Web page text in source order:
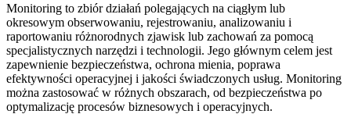
Monitoring to zbiór działań polegających na ciągłym lub
okresowym obserwowaniu, rejestrowaniu, analizowaniu i
raportowaniu różnorodnych zjawisk lub zachowań za pomocą
specjalistycznych narzędzi i technologii. Jego głównym celem jest
zapewnienie bezpieczeństwa, ochrona mienia, poprawa
efektywności operacyjnej i jakości świadczonych usług. Monitoring
można zastosować w różnych obszarach, od bezpieczeństwa po
optymalizację procesów biznesowych i operacyjnych.